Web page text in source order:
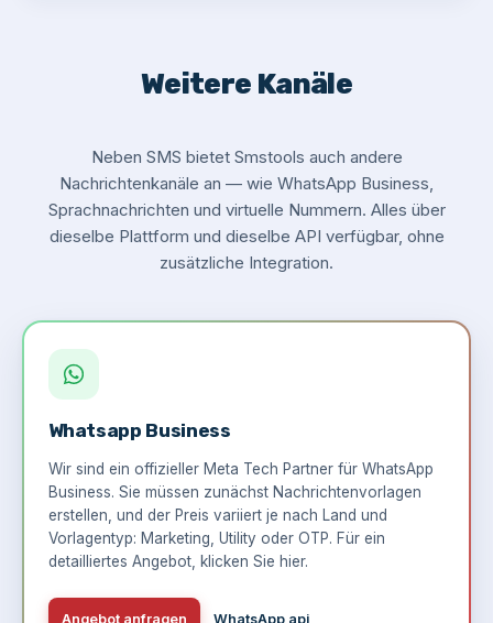
Weitere Kanäle
Neben SMS bietet Smstools auch andere
Nachrichtenkanäle an — wie WhatsApp Business,
Sprachnachrichten und virtuelle Nummern. Alles über
dieselbe Plattform und dieselbe API verfügbar, ohne
zusätzliche Integration.
Whatsapp Business
Wir sind ein offizieller Meta Tech Partner für WhatsApp
Business. Sie müssen zunächst Nachrichtenvorlagen
erstellen, und der Preis variiert je nach Land und
Vorlagentyp: Marketing, Utility oder OTP. Für ein
detailliertes Angebot, klicken Sie hier.
Angebot anfragen WhatsApp api